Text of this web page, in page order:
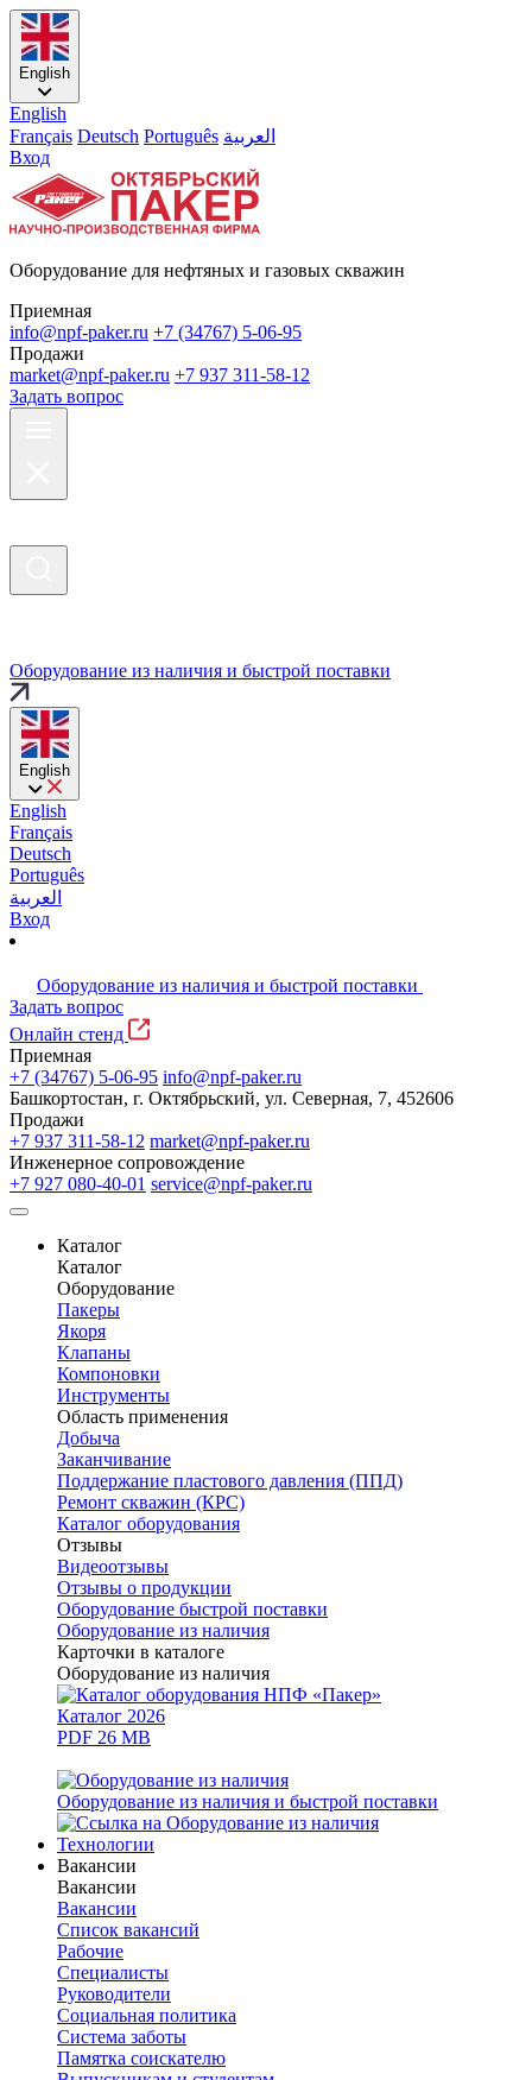
English
English
Français Deutsch Português العربية
Вход
Оборудование для нефтяных и газовых скважин
Приемная
info@npf-paker.ru +7 (34767) 5-06-95
Продажи
market@npf-paker.ru +7 937 311-58-12
Задать вопрос
Оборудование из наличия и быстрой поставки
English
English
Français
Deutsch
Português
العربية
Вход
Оборудование из наличия и быстрой поставки
Задать вопрос
Онлайн стенд
Приемная
+7 (34767) 5-06-95 info@npf-paker.ru
Башкортостан, г. Октябрьский, ул. Северная, 7, 452606
Продажи
+7 937 311-58-12 market@npf-paker.ru
Инженерное сопровождение
+7 927 080-40-01 service@npf-paker.ru
Каталог
Каталог
Оборудование
Пакеры
Якоря
Клапаны
Компоновки
Инструменты
Область применения
Добыча
Заканчивание
Поддержание пластового давления (ППД)
Ремонт скважин (КРС)
Каталог оборудования
Отзывы
Видеоотзывы
Отзывы о продукции
Оборудование быстрой поставки
Оборудование из наличия
Карточки в каталоге
Оборудование из наличия
Каталог 2026
PDF 26 MB
Оборудование из наличия и быстрой поставки
Технологии
Вакансии
Вакансии
Вакансии
Список вакансий
Рабочие
Специалисты
Руководители
Cоциальная политика
Система заботы
Памятка соискателю